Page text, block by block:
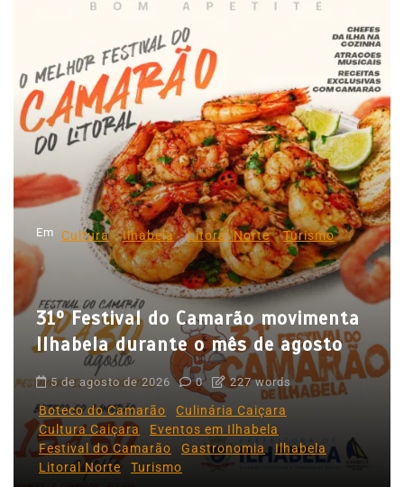
g
a
ç
o
d
e
P
s
Em Cultura Ilhabela Litoral Norte Turismo
31º Festival do Camarão movimenta
Ilhabela durante o mês de agosto
5 de agosto de 2026 0 227 words
Boteco do Camarão
Culinária Caiçara
Cultura Caiçara
Eventos em Ilhabela
Festival do Camarão
Gastronomia
Ilhabela
Litoral Norte
Turismo